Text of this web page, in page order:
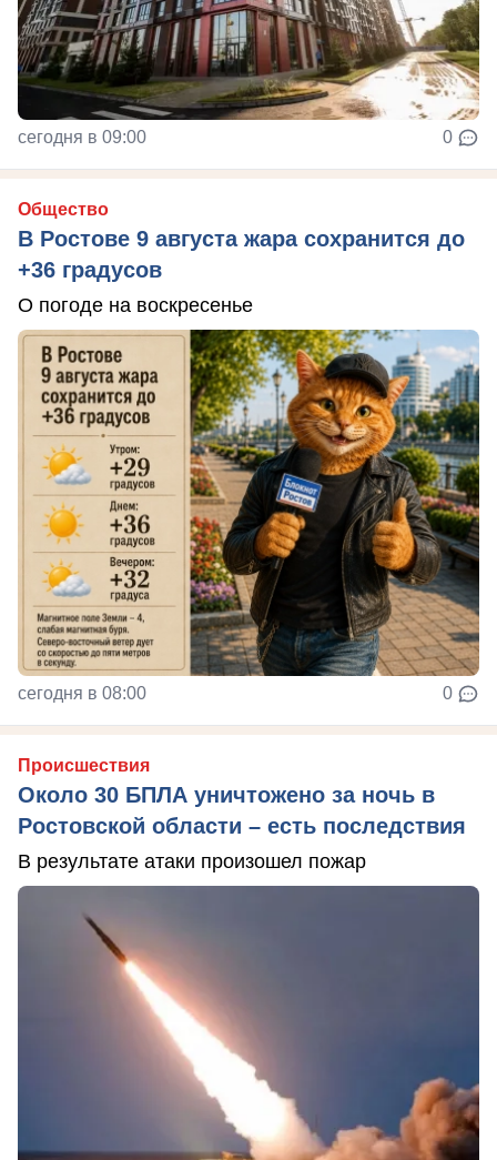
сегодня в 09:00 0
Общество
В Ростове 9 августа жара сохранится до
+36 градусов
О погоде на воскресенье
сегодня в 08:00 0
Происшествия
Около 30 БПЛА уничтожено за ночь в
Ростовской области – есть последствия
В результате атаки произошел пожар